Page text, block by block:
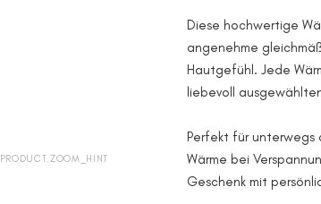
PRODUCT.ZOOM_HINT
Diese hochwertige
angenehme
Hautgefühl. Jede
liebevoll
Perfekt für unterwegs
Wärme bei
Geschenk mit